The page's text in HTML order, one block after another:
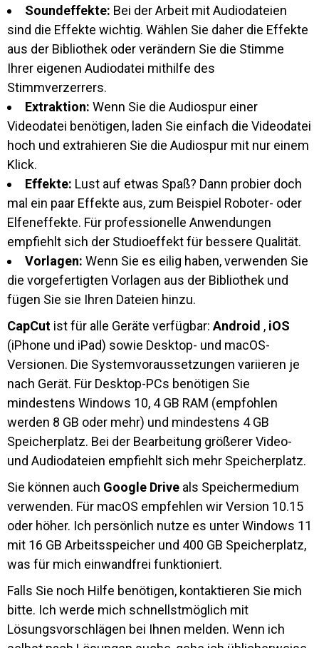
Soundeffekte: Bei der Arbeit mit Audiodateien
sind die Effekte wichtig. Wählen Sie daher die Effekte
aus der Bibliothek oder verändern Sie die Stimme
Ihrer eigenen Audiodatei mithilfe des
Stimmverzerrers.
Extraktion: Wenn Sie die Audiospur einer
Videodatei benötigen, laden Sie einfach die Videodatei
hoch und extrahieren Sie die Audiospur mit nur einem
Klick.
Effekte: Lust auf etwas Spaß? Dann probier doch
mal ein paar Effekte aus, zum Beispiel Roboter- oder
Elfeneffekte. Für professionelle Anwendungen
empfiehlt sich der Studioeffekt für bessere Qualität.
Vorlagen: Wenn Sie es eilig haben, verwenden Sie
die vorgefertigten Vorlagen aus der Bibliothek und
fügen Sie sie Ihren Dateien hinzu.
CapCut ist für alle Geräte verfügbar: Android , iOS
(iPhone und iPad) sowie Desktop- und macOS-
Versionen. Die Systemvoraussetzungen variieren je
nach Gerät. Für Desktop-PCs benötigen Sie
mindestens Windows 10, 4 GB RAM (empfohlen
werden 8 GB oder mehr) und mindestens 4 GB
Speicherplatz. Bei der Bearbeitung größerer Video-
und Audiodateien empfiehlt sich mehr Speicherplatz.
Sie können auch Google Drive als Speichermedium
verwenden. Für macOS empfehlen wir Version 10.15
oder höher. Ich persönlich nutze es unter Windows 11
mit 16 GB Arbeitsspeicher und 400 GB Speicherplatz,
was für mich einwandfrei funktioniert.
Falls Sie noch Hilfe benötigen, kontaktieren Sie mich
bitte. Ich werde mich schnellstmöglich mit
Lösungsvorschlägen bei Ihnen melden. Wenn ich